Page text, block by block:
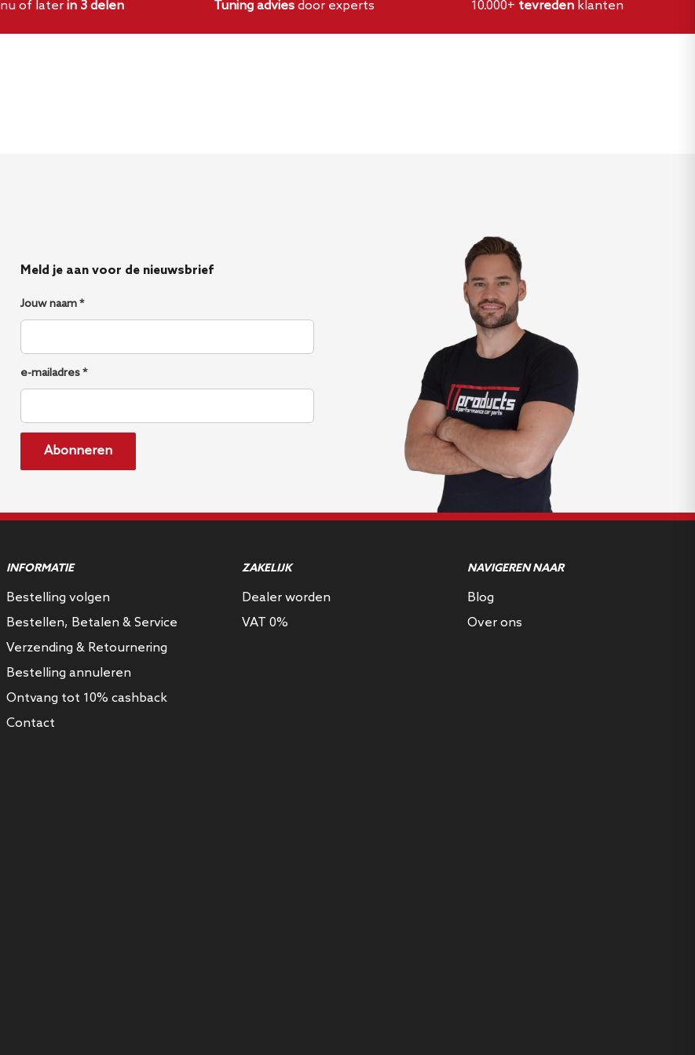
nu of later in 3 delen Tuning adviesdoor experts 10.000+ tevredenklanten
Meld je aan voor de nieuwsbrief
Jouw naam *
e-mailadres *
Abonneren
INFORMATIE
Bestelling volgen
Bestellen, Betalen & Service
Verzending & Retournering
Bestelling annuleren
Ontvang tot 10% cashback
Contact
ZAKELIJK
Dealer worden
VAT 0%
NAVIGEREN NAAR
Blog
Over ons